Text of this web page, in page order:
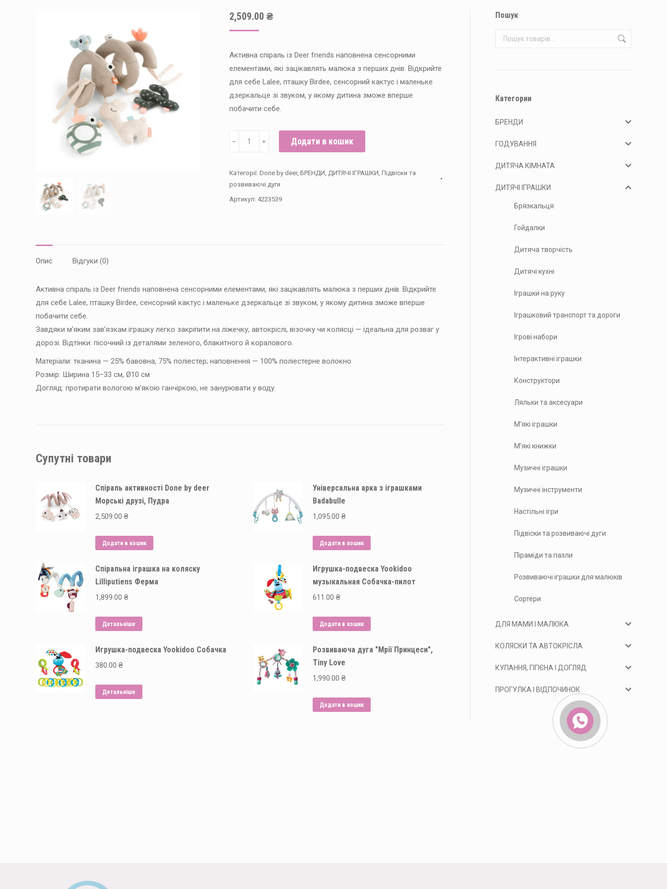
2,509.00 ₴
Активна спіраль із Deer friends наповнена сенсорними
елементами, які зацікавлять малюка з перших днів. Відкрийте
для себе Lalee, пташку Birdee, сенсорний кактус і маленьке
дзеркальце зі звуком, у якому дитина зможе вперше
побачити себе.
Спіраль
Пісочна
кількість
﹣ ﹢ Додати в кошик
Категорії: Done by deer, БРЕНДИ, ДИТЯЧІ ІГРАШКИ, Підвіски та
розвиваючі дуги
Артикул: 4223539
Опис Відгуки (0)
Активна спіраль із Deer friends наповнена сенсорними елементами, які зацікавлять малюка з перших днів. Відкрийте
для себе Lalee, пташку Birdee, сенсорний кактус і маленьке дзеркальце зі звуком, у якому дитина зможе вперше
побачити себе.
Завдяки м’яким зав’язкам іграшку легко закріпити на ліжечку, автокріслі, візочку чи колясці — ідеальна для розваг у
дорозі. Відтінки: пісочний із деталями зеленого, блакитного й коралового.
Матеріали: тканина — 25% бавовна, 75% поліестер; наповнення — 100% поліестерне волокно
Розмір: Ширина 15–33 см, Ø10 см
Догляд: протирати вологою м’якою ганчіркою, не занурювати у воду.
Супутні товари
Спіраль активності Done by deer
Морські друзі, Пудра
2,509.00 ₴
Додати в кошик
Універсальна арка з іграшками
Badabulle
1,095.00 ₴
Додати в кошик
Спіральна іграшка на коляску
Lilliputiens Ферма
1,899.00 ₴
Детальніше
Игрушка-подвеска Yookidoo
музыкальная Собачка-пилот
611.00 ₴
Додати в кошик
Игрушка-подвеска Yookidoo Собачка
380.00 ₴
Детальніше
Розвиваюча дуга "Мрії Принцеси",
Tiny Love
1,990.00 ₴
Додати в кошик
Пошук
Категории
БРЕНДИ
ГОДУВАННЯ
ДИТЯЧА КІМНАТА
ДИТЯЧІ ІГРАШКИ
Брязкальця
Гойдалки
Дитяча творчість
Дитячі кухні
Іграшки на руку
Іграшковий транспорт та дороги
Ігрові набори
Інтерактивні іграшки
Конструктори
Ляльки та аксесуари
М'які іграшки
М'які книжки
Музичні іграшки
Музичні інструменти
Настільні ігри
Підвіски та розвиваючі дуги
Піраміди та пазли
Розвиваючі іграшки для малюків
Сортери
ДЛЯ МАМИ І МАЛЮКА
КОЛЯСКИ ТА АВТОКРІСЛА
КУПАННЯ, ГІГІЄНА І ДОГЛЯД
ПРОГУЛКА І ВІДПОЧИНОК